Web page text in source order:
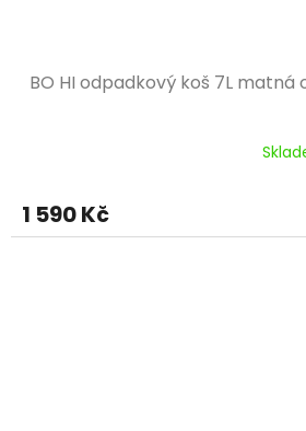
BO HI odpadkový koš 7L matná
1 590 Kč